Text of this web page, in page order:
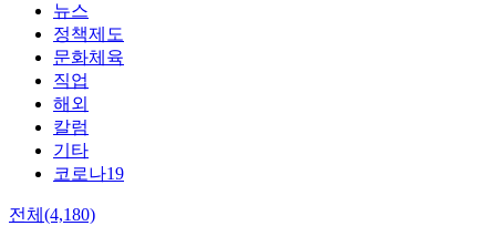
뉴스
정책제도
문화체육
직업
해외
칼럼
기타
코로나19
전체(4,180)